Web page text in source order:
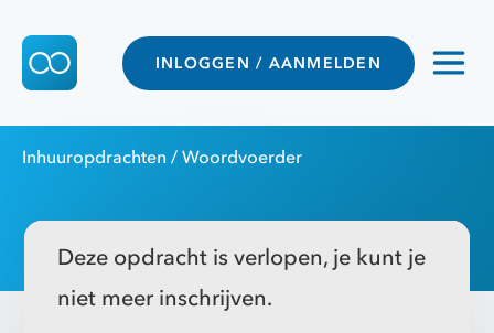
INLOGGEN / AANMELDEN
Inhuuropdrachten / Woordvoerder
Deze opdracht is verlopen, je kunt je
niet meer inschrijven.